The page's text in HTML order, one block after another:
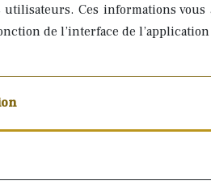
Ces informations
de l’interface de l’application